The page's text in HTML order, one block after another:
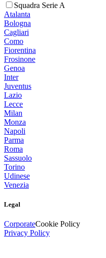
Squadra Serie A
Atalanta
Bologna
Cagliari
Como
Fiorentina
Frosinone
Genoa
Inter
Juventus
Lazio
Lecce
Milan
Monza
Napoli
Parma
Roma
Sassuolo
Torino
Udinese
Venezia
Legal
CorporateCookie Policy
Privacy Policy